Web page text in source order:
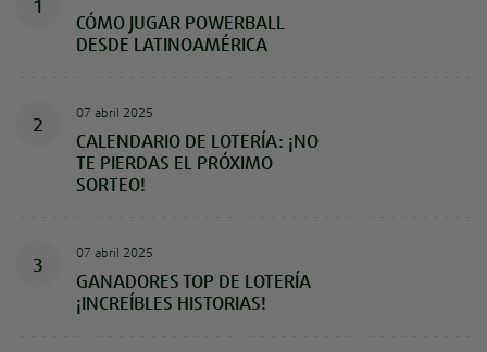
1
CÓMO JUGAR POWERBALL
DESDE LATINOAMÉRICA
2 07 abril 2025
CALENDARIO DE LOTERÍA: ¡NO
TE PIERDAS EL PRÓXIMO
SORTEO!
3 07 abril 2025
GANADORES TOP DE LOTERÍA
¡INCREÍBLES HISTORIAS!